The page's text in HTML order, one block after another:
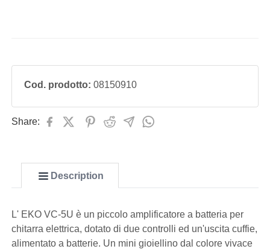
Cod. prodotto: 08150910
Share:
Description
L' EKO VC-5U è un piccolo amplificatore a batteria per
chitarra elettrica, dotato di due controlli ed un'uscita cuffie,
alimentato a batterie. Un mini gioiellino dal colore vivace